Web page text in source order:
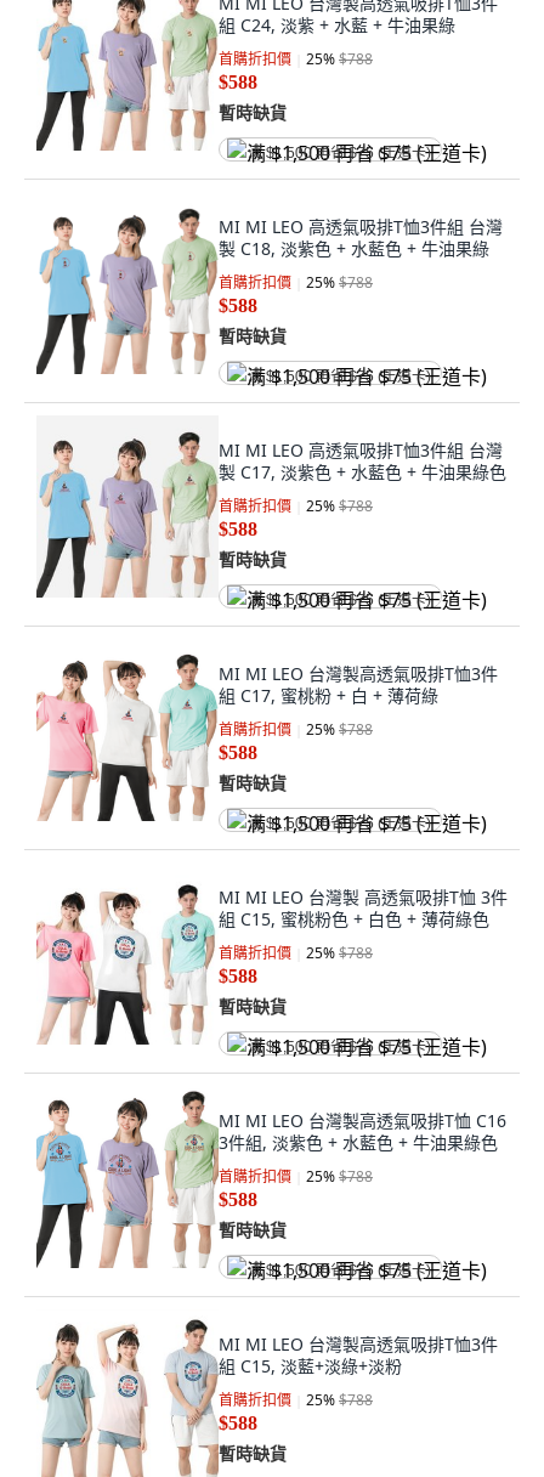
組 C24, 淡紫 + 水藍 + 牛油果綠
首購折扣價 25%$788
$588
暫時缺貨
满 $1,500 再省 $75 (王道卡)
MI MI LEO 高透氣吸排T恤3件組 台灣
製 C18, 淡紫色 + 水藍色 + 牛油果綠
首購折扣價 25%$788
$588
暫時缺貨
满 $1,500 再省 $75 (王道卡)
MI MI LEO 高透氣吸排T恤3件組 台灣
製 C17, 淡紫色 + 水藍色 + 牛油果綠色
首購折扣價 25%$788
$588
暫時缺貨
满 $1,500 再省 $75 (王道卡)
MI MI LEO 台灣製高透氣吸排T恤3件
組 C17, 蜜桃粉 + 白 + 薄荷綠
首購折扣價 25%$788
$588
暫時缺貨
满 $1,500 再省 $75 (王道卡)
MI MI LEO 台灣製 高透氣吸排T恤 3件
組 C15, 蜜桃粉色 + 白色 + 薄荷綠色
首購折扣價 25%$788
$588
暫時缺貨
满 $1,500 再省 $75 (王道卡)
MI MI LEO 台灣製高透氣吸排T恤 C16
3件組, 淡紫色 + 水藍色 + 牛油果綠色
首購折扣價 25%$788
$588
暫時缺貨
满 $1,500 再省 $75 (王道卡)
MI MI LEO 台灣製高透氣吸排T恤3件
組 C15, 淡藍+淡綠+淡粉
首購折扣價 25%$788
$588
暫時缺貨